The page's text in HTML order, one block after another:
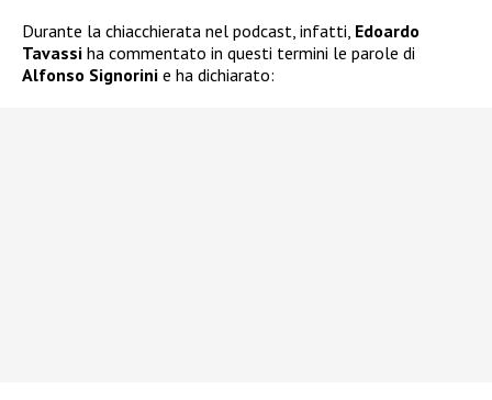
Durante la chiacchierata nel podcast, infatti, Edoardo
Tavassi ha commentato in questi termini le parole di
Alfonso Signorini e ha dichiarato: